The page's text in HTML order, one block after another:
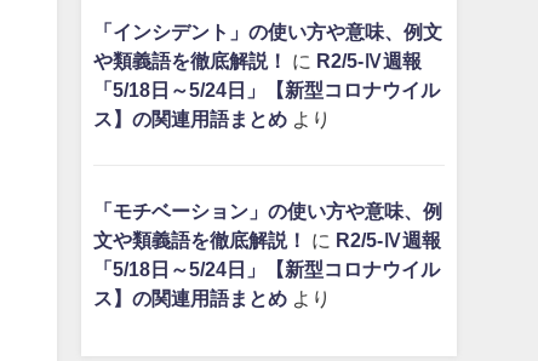
「インシデント」の使い方や意味、例文
や類義語を徹底解説！
に R2/5-Ⅳ週報
「5/18日～5/24日」【新型コロナウイル
ス】の関連用語まとめより
「モチベーション」の使い方や意味、例
文や類義語を徹底解説！
に R2/5-Ⅳ週報
「5/18日～5/24日」【新型コロナウイル
ス】の関連用語まとめより